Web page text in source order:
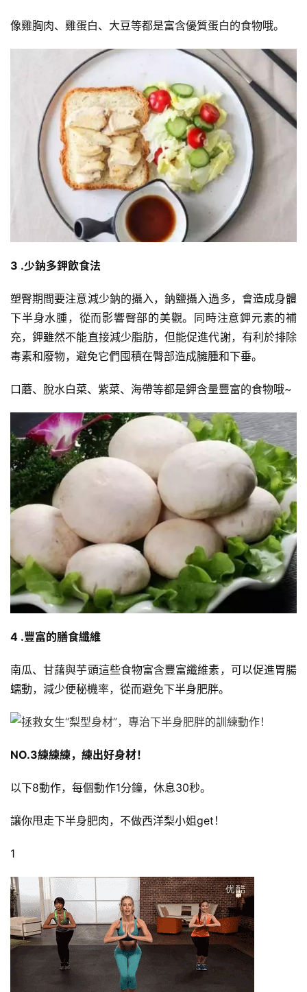
視
像雞胸肉、雞蛋白、大豆等都是富含優質蛋白的食物哦。
3 .少鈉多鉀飲食法
塑臀期間要注意減少鈉的攝入，鈉鹽攝入過多，會造成身體
下半身水腫，從而影響臀部的美觀。同時注意鉀元素的補
充，鉀雖然不能直接減少脂肪，但能促進代謝，有利於排除
毒素和廢物，避免它們囤積在臀部造成臃腫和下垂。
口蘑、脫水白菜、紫菜、海帶等都是鉀含量豐富的食物哦~
4 .豐富的膳食纖維
南瓜、甘藷與芋頭這些食物富含豐富纖維素，可以促進胃腸
蠕動，減少便秘機率，從而避免下半身肥胖。
NO.3練練練，練出好身材！
以下8動作，每個動作1分鐘，休息30秒。
讓你甩走下半身肥肉，不做西洋梨小姐get！
1